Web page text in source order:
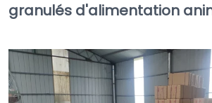
granulés d'alimentation